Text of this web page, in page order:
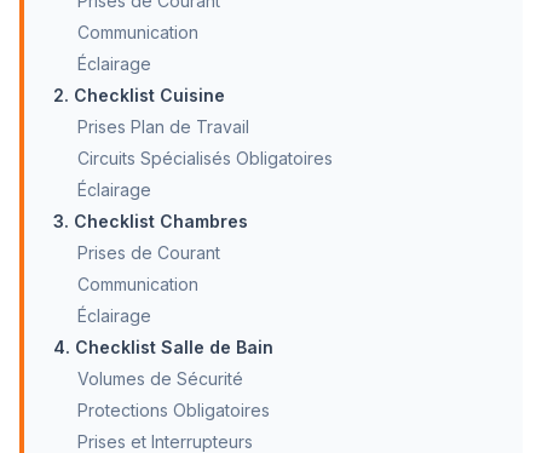
Communication
Éclairage
2. Checklist Cuisine
Prises Plan de Travail
Circuits Spécialisés Obligatoires
Éclairage
3. Checklist Chambres
Prises de Courant
Communication
Éclairage
4. Checklist Salle de Bain
Volumes de Sécurité
Protections Obligatoires
Prises et Interrupteurs